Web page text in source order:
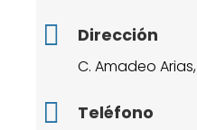
Dirección
C. Amadeo
Teléfono